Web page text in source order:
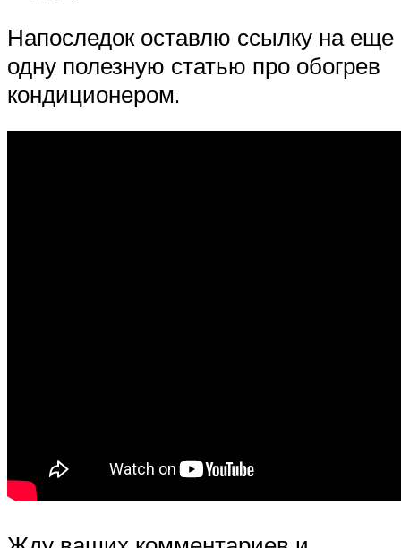
Напоследок оставлю ссылку на еще
одну полезную статью про обогрев
кондиционером.